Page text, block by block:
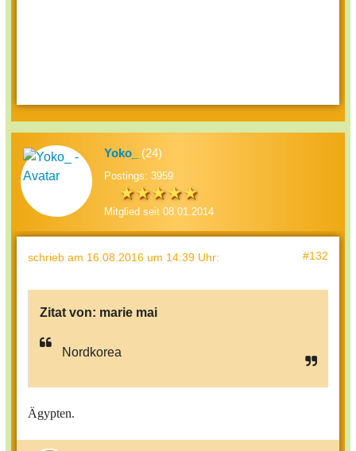
Yoko_ (24)
Postings: 3959
Mitglied seit 08.01.2014
schrieb am 16.08.2016 um 14:39 Uhr: #132
Zitat von: marie mai
Nordkorea
Ägypten.